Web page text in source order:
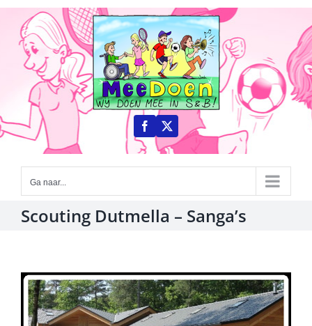
Ga
inhoud
Ga naar...
Scouting Dutmella – Sanga’s